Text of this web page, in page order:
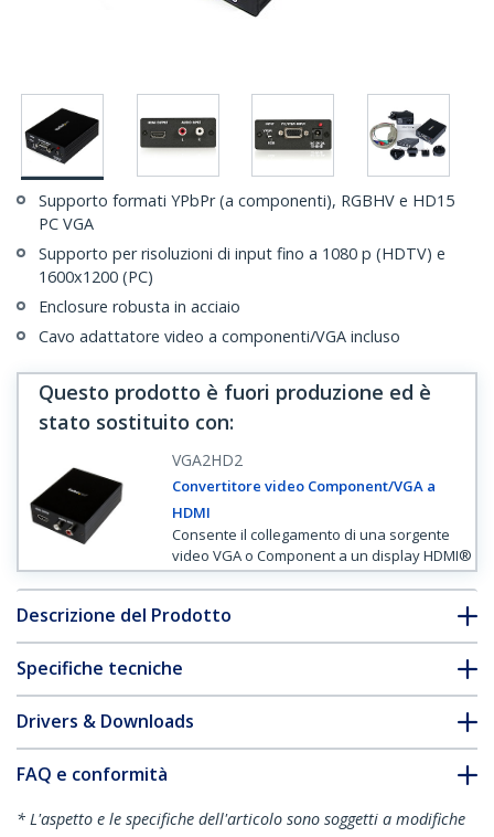
Supporto formati YPbPr (a componenti), RGBHV e HD15
PC VGA
Supporto per risoluzioni di input fino a 1080 p (HDTV) e
1600x1200 (PC)
Enclosure robusta in acciaio
Cavo adattatore video a componenti/VGA incluso
Questo prodotto è fuori produzione ed è
stato sostituito con:
VGA2HD2
Convertitore video Component/VGA a
HDMI
Consente il collegamento di una sorgente
video VGA o Component a un display HDMI®
Descrizione del Prodotto
Specifiche tecniche
Drivers & Downloads
FAQ e conformità
* L'aspetto e le specifiche dell'articolo sono soggetti a modifiche